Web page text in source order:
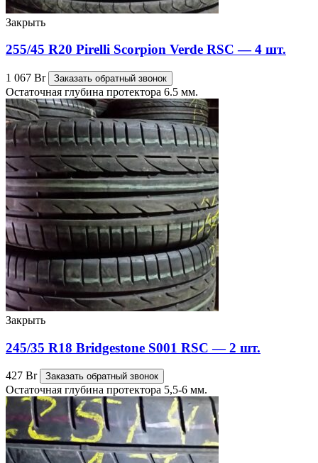
Закрыть
255/45 R20 Pirelli Scorpion Verde RSC — 4 шт.
1 067 Br Заказать обратный звонок
Остаточная глубина протектора 6.5 мм.
Закрыть
245/35 R18 Bridgestone S001 RSC — 2 шт.
427 Br Заказать обратный звонок
Остаточная глубина протектора 5,5-6 мм.